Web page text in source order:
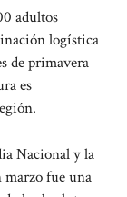
adultos
logística
de primavera
es
Nacional y la
fue una